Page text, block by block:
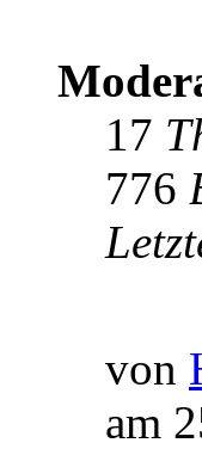
17
776
von
am